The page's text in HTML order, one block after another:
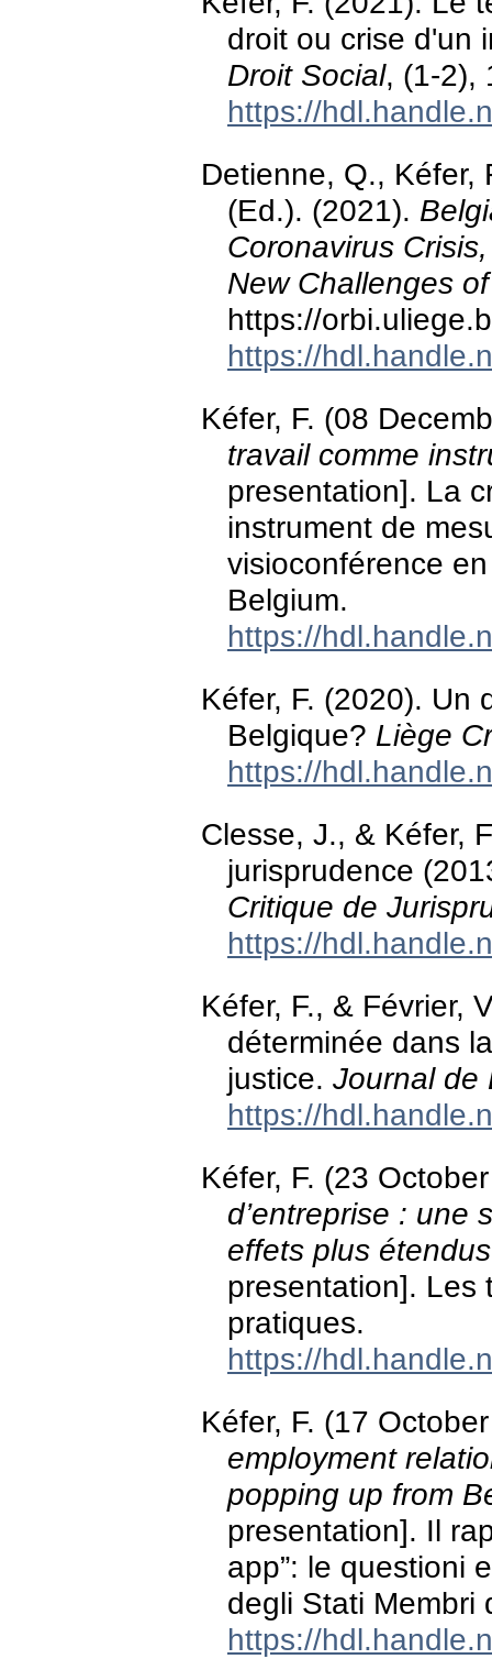
droit ou crise d'un
Droit Social, (1-2),
https://
Detienne, Q., Kéfer,
(Ed.). (2021).
Coronavirus
New Challenges
https://
https://
Kéfer, F. (08
travail comme
presentation]. La
instrument de
visioconférence
Belgium.
https://
Kéfer, F. (2020). Un
Belgique? Liège
https://
Clesse, J., & Kéfer,
jurisprudence
Critique de
https://
Kéfer, F., & Février,
déterminée dans
justice. Journal de
https://
Kéfer, F. (23
d’entreprise : une
effets plus
presentation]. Les
pratiques.
https://
Kéfer, F. (17
employment
popping up from
presentation]. Il
app”: le questioni
degli Stati Membri
https://